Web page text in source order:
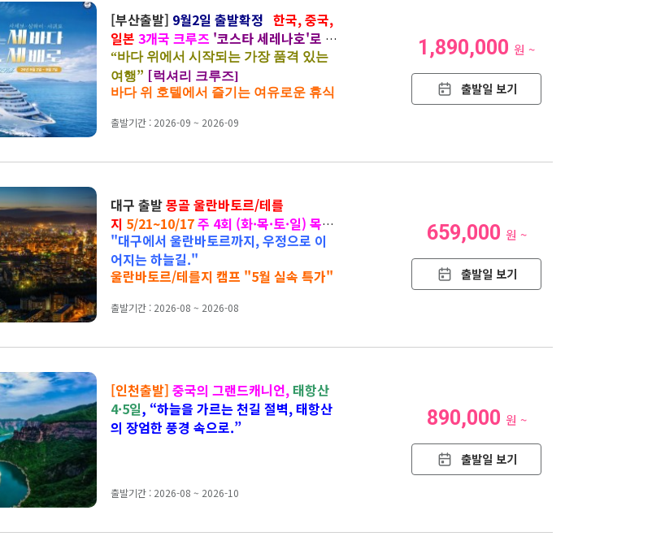
[부산출발] 9월2일 출발확정 한국, 중국,
일본 3개국 크루즈 '코스타 세레나호'로 떠
나는 5박 6일
“바다 위에서 시작되는 가장 품격 있는
여행” [럭셔리 크루즈]
바다 위 호텔에서 즐기는 여유로운 휴식
출발기간 : 2026-09 ~ 2026-09
1,890,000 원 ~
출발일 보기
대구 출발몽골 울란바토르/테를
지 5/21~10/17주 4회 (화·목·토·일) 목
·토 3박5일
"대구에서 울란바토르까지, 우정으로 이
어지는 하늘길."
울란바토르/테를지 캠프 "5월 실속 특가"
출발기간 : 2026-08 ~ 2026-08
659,000 원 ~
출발일 보기
[인천출발] 중국의 그랜드캐니언,태항산
4·5일, “하늘을 가르는 천길 절벽, 태항산
의 장엄한 풍경 속으로.”
출발기간 : 2026-08 ~ 2026-10
890,000 원 ~
출발일 보기